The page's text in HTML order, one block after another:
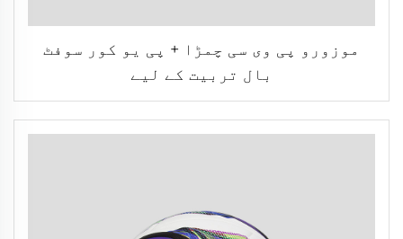
موزورو پی وی سی چمڑا + پی یو کور سوفٹ
بال تربیت کے لیے